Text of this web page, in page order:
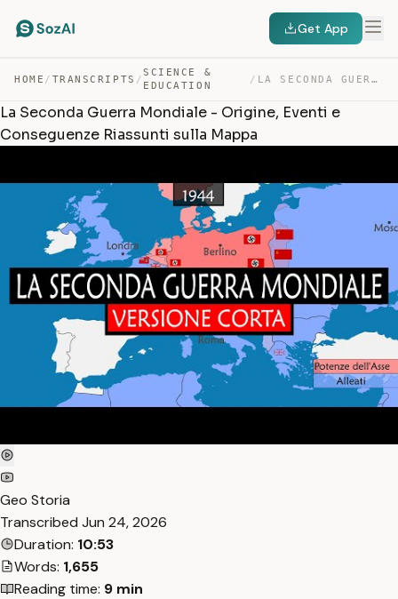
Get App
HOME / TRANSCRIPTS /
SCIENCE &
EDUCATION
/ LA SECONDA GUERRA MONDIALE – ORIGINE, EVENTI E CONSEGUE… — TRANSCRIPT
La Seconda Guerra Mondiale - Origine, Eventi e
Conseguenze Riassunti sulla Mappa
Geo Storia
Transcribed Jun 24, 2026
Duration: 10:53
Words: 1,655
Reading time: 9 min